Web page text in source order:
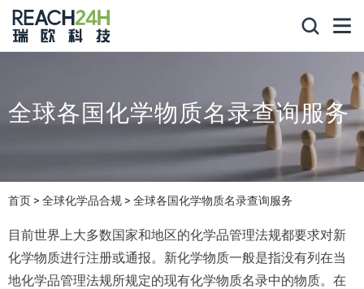
全球各国化学物质名录查询服务
首页 全球化学品合规 全球各国化学物质名录查询服务
目前世界上大多数国家和地区的化学品管理法规都要求对新
化学物质进行注册或通报。新化学物质一般是指没有列在当
地化学品管理法规所规定的现有化学物质名录中的物质。在